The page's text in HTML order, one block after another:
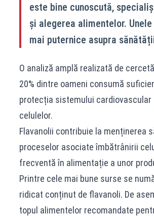
este bine cunoscută,
și alegerea alimentelor.
mai puternice asupra
O analiză amplă realizată de
20% dintre oameni consumă
protecția sistemului
celulelor.
Flavanolii contribuie la menținerea
proceselor asociate îmbătrânirii
frecventă în alimentație a unor
Printre cele mai bune surse se
ridicat conținut de flavanoli. De
topul alimentelor recomandate